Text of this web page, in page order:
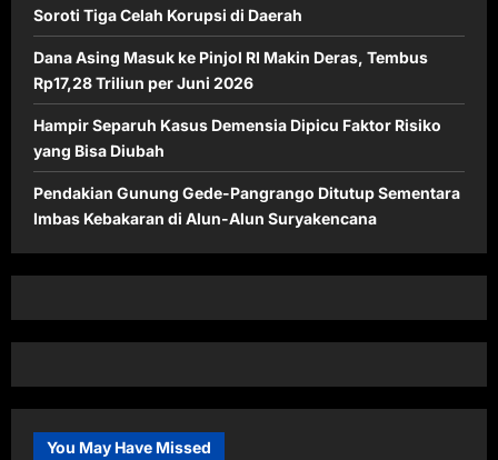
Soroti Tiga Celah Korupsi di Daerah
Dana Asing Masuk ke Pinjol RI Makin Deras, Tembus
Rp17,28 Triliun per Juni 2026
Hampir Separuh Kasus Demensia Dipicu Faktor Risiko
yang Bisa Diubah
Pendakian Gunung Gede-Pangrango Ditutup Sementara
Imbas Kebakaran di Alun-Alun Suryakencana
You May Have Missed